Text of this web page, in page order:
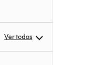
Ver todos